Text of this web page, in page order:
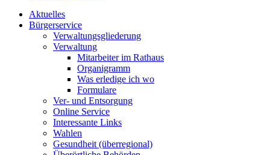
Aktuelles
Bürgerservice
Verwaltungsgliederung
Verwaltung
Mitarbeiter im Rathaus
Organigramm
Was erledige ich wo
Formulare
Ver- und Entsorgung
Online Service
Interessante Links
Wahlen
Gesundheit (überregional)